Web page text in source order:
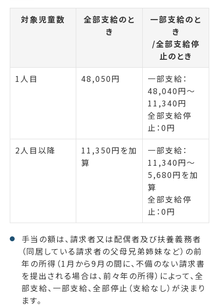
対象児童数
全部支給のと
き
一部支給のと
き
/全部支給停
止のとき
1人目
48,050円
一部支給：
48,040円～
11,340円
全部支給停
止：0円
2人目以降
11,350円を加
算
一部支給：
11,340円～
5,680円を加
算
全部支給停
止：0円
手当の額は、請求者又は配偶者及び扶養義務者
（同居している請求者の父母兄弟姉妹など）の前
年の所得（1月から9月の間に、不備のない請求書
を提出される場合は、前々年の所得）によって、全
部支給、一部支給、全部停止（支給なし）が決まり
ます。